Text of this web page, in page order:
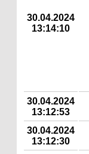
30.04.2024
13:14:10
30.04.2024
13:12:53
30.04.2024
13:12:30